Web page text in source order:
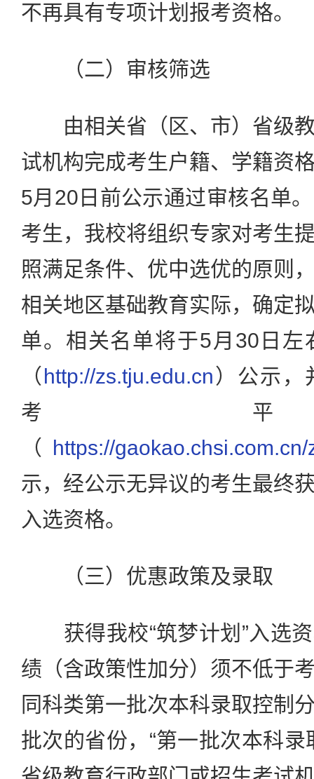
不再具有专项计划报考资格。
（二）审核筛选
由相关省（区、市）省级教
试机构完成考生户籍、学籍资
5月20日前公示通过审核名单
考生，我校将组织专家对考生
照满足条件、优中选优的原则
相关地区基础教育实际，确定
单。相关名单将于5月30日左
（ http://zs.tju.edu.cn ）公示，
考
（ https://
示，经公示无异议的考生最终
入选资格。
（三）优惠政策及录取
获得我校“筑梦计划”入选资
绩（含政策性加分）须不低于
同科类第一批次本科录取控制
批次的省份，“第一批次本科录